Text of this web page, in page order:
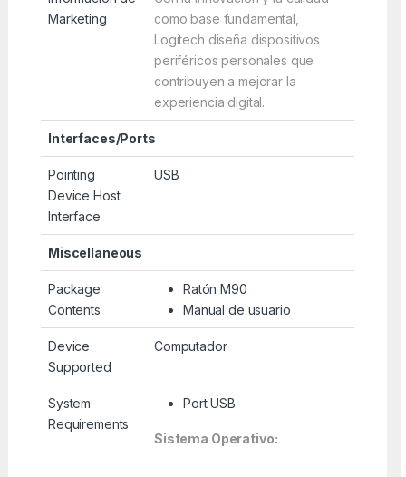
Marketing
como base fundamental,
Logitech diseña dispositivos
periféricos personales que
contribuyen a mejorar la
experiencia digital.
Interfaces/Ports
Pointing
Device Host
Interface
USB
Miscellaneous
Package
Contents
Ratón M90
Manual de usuario
Device
Supported
Computador
System
Requirements
Port USB
Sistema Operativo: